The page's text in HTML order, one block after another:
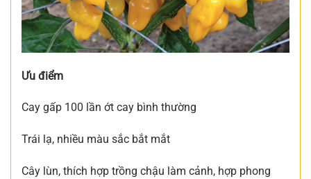
Ưu điểm
Cay gấp 100 lần ớt cay bình thường
Trái lạ, nhiều màu sắc bắt mắt
Cây lùn, thích hợp trồng chậu làm cảnh, hợp phong